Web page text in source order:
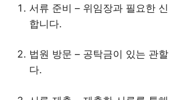
서류 준비 – 위임장과 필요한
합니다.
법원 방문 – 공탁금이 있는 관
다.